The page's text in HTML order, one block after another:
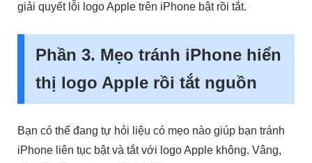
giải quyết lỗi logo Apple trên iPhone bật rồi tắt.
Phần 3. Mẹo tránh iPhone hiển
thị logo Apple rồi tắt nguồn
Bạn có thể đang tự hỏi liệu có mẹo nào giúp bạn tránh
iPhone liên tục bật và tắt với logo Apple không. Vâng,